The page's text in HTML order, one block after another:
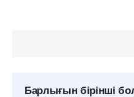
Барлығын бірінші